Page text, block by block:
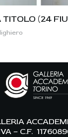
(24
– C.F.